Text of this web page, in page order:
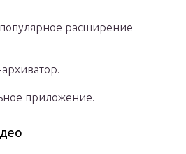
расширение
приложение.